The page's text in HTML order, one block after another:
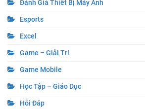
Đánh Giá Thiết Bị Máy Ảnh
Esports
Excel
Game – Giải Trí
Game Mobile
Học Tập – Giáo Dục
Hỏi Đáp